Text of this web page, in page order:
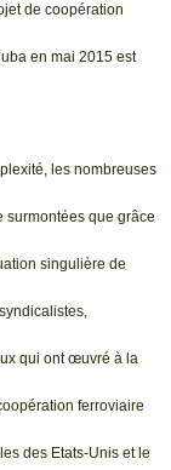
de coopération
en mai 2015 est
les nombreuses
surmontées que grâce
singulière de
qui ont œuvré à la
ferroviaire
des Etats-Unis et le